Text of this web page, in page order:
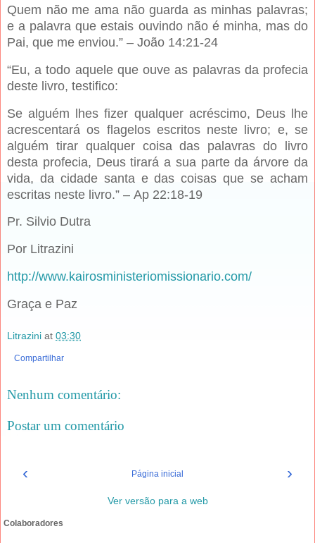
Quem não me ama não guarda as minhas palavras;
e a palavra que estais ouvindo não é minha, mas do
Pai, que me enviou.” – João 14:21-24
“Eu, a todo aquele que ouve as palavras da profecia
deste livro, testifico:
Se alguém lhes fizer qualquer acréscimo, Deus lhe
acrescentará os flagelos escritos neste livro; e, se
alguém tirar qualquer coisa das palavras do livro
desta profecia, Deus tirará a sua parte da árvore da
vida, da cidade santa e das coisas que se acham
escritas neste livro.” – Ap 22:18-19
Pr. Silvio Dutra
Por Litrazini
http://www.kairosministeriomissionario.com/
Graça e Paz
Litrazini at 03:30
Compartilhar
Nenhum comentário:
Postar um comentário
‹ ›
Página inicial
Ver versão para a web
Colaboradores